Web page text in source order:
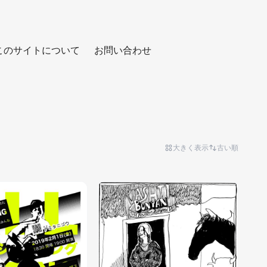
のサイトについて お問い合わせ
大きく表示 古い順